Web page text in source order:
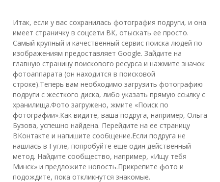
Итак, если у вас сохранилась фотография подруги, и она
имеет страничку в соцсети ВК, отыскать ее просто.
Самый крупный и качественный сервис поиска людей по
изображениям предоставляет Google. Зайдите на
главную страницу поискового ресурса и нажмите значок
фотоаппарата (он находится в поисковой
строке).Теперь вам необходимо загрузить фотографию
подруги с жесткого диска, либо указать прямую ссылку с
хранилища.Фото загружено, жмите «Поиск по
фотографии».Как видите, ваша подруга, например, Ольга
Бузова, успешно найдена. Перейдите на ее страницу
ВКонтакте и напишите сообщение.Если подруга не
нашлась в Гугле, попробуйте еще один действенный
метод. Найдите сообщество, например, «Ищу тебя
Минск» и предложите новость.Прикрепите фото и
подождите, пока откликнутся знакомые.